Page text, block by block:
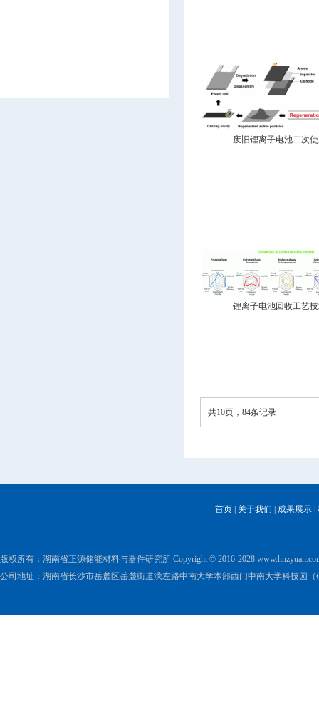
废旧锂离子电池二次
锂离子电池回收工艺
共10页，84条记录
首页 关于我们 成果展示
版权所有：湖南省正源储能材料与器件研究所 Copyright © 2016-2028
公司地址：湖南省长沙市岳麓区岳麓街道溁左路中南大学本部西门中南大学科技园